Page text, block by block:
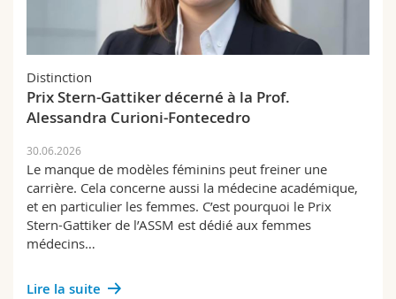
Sciences et médecine
Interfacultaire
Doctorants
MyUnifr
Distinction
Prix Stern-Gattiker décerné à la Prof.
Alessandra Curioni-Fontecedro
30.06.2026
Le manque de modèles féminins peut freiner une
carrière. Cela concerne aussi la médecine académique,
et en particulier les femmes. C’est pourquoi le Prix
Stern-Gattiker de l’ASSM est dédié aux femmes
médecins…
Lire la suite